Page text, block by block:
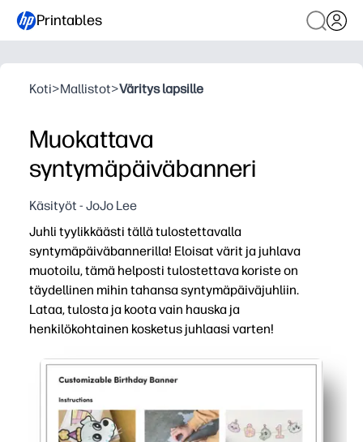
Printables
Koti>Mallistot>Väritys lapsille
Muokattava
syntymäpäiväbanneri
Käsityöt - JoJo Lee
Juhli tyylikkäästi tällä tulostettavalla
syntymäpäiväbannerilla! Eloisat värit ja juhlava
muotoilu, tämä helposti tulostettava koriste on
täydellinen mihin tahansa syntymäpäiväjuhliin.
Lataa, tulosta ja koota vain hauska ja
henkilökohtainen kosketus juhlaasi varten!